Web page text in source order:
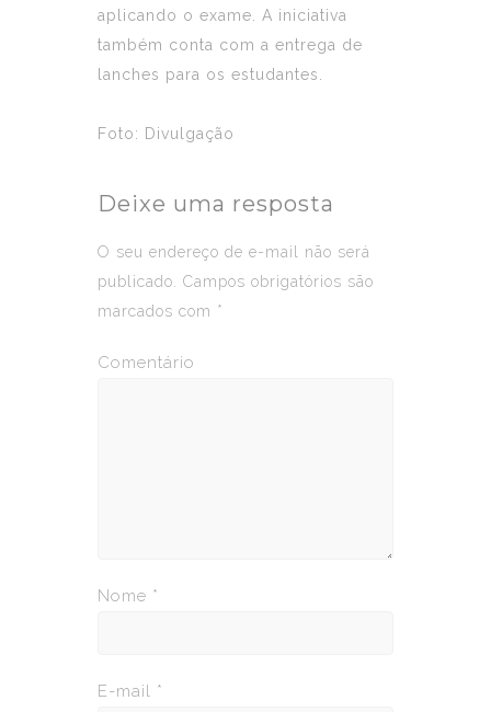
aplicando o exame. A iniciativa
também conta com a entrega de
lanches para os estudantes.
Foto: Divulgação
Deixe uma resposta
O seu endereço de e-mail não será
publicado.
Campos obrigatórios são
marcados com *
Comentário
Nome *
E-mail *